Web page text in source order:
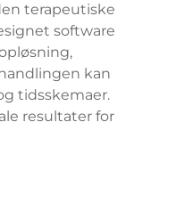
terapeutiske
software
kan
tidsskemaer.
resultater for